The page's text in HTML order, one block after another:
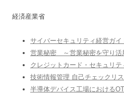
経済産業省
サイバーセキュリティ経営ガイ
営業秘密 ～営業秘密を守り活
クレジットカード・セキュリテ
技術情報管理 自己チェックリス
半導体デバイス工場における